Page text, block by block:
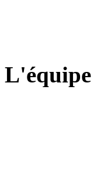
L'équipe